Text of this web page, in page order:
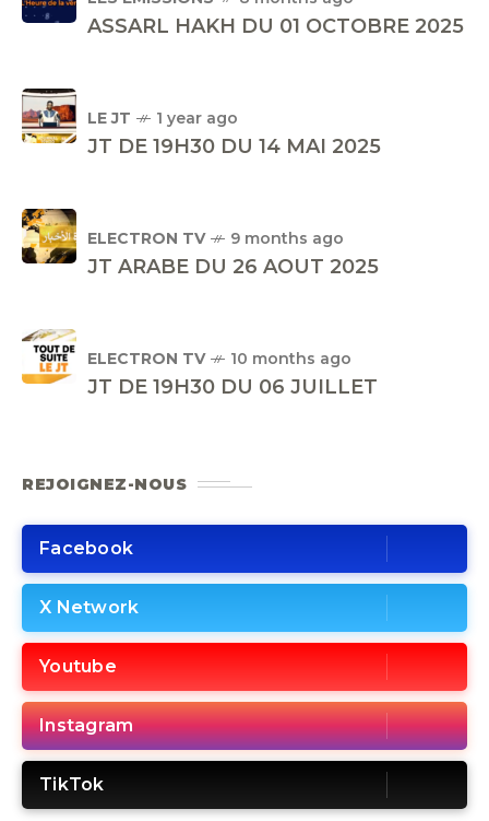
ASSARL HAKH DU 01 OCTOBRE 2025
LE JT 1 year ago
JT DE 19H30 DU 14 MAI 2025
ELECTRON TV 9 months ago
JT ARABE DU 26 AOUT 2025
ELECTRON TV 10 months ago
JT DE 19H30 DU 06 JUILLET
REJOIGNEZ-NOUS
Facebook
X Network
Youtube
Instagram
TikTok